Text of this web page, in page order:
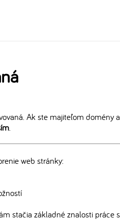
Ak ste majiteľom domény
web stránky:
stačia základné znalosti práce